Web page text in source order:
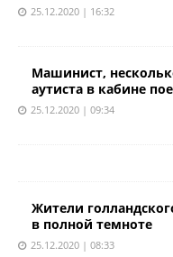
25.12.2020 | 16:32
Машинист,
аутиста в кабине
25.12.2020 | 09:34
Жители
в полной темноте
25.12.2020 | 08:33